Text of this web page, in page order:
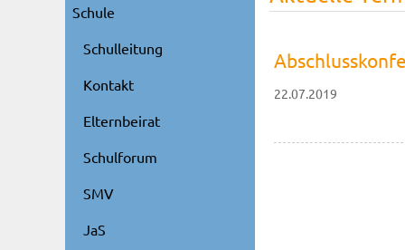
22.07.2019
Schule
Schulleitung
Kontakt
Elternbeirat
Schulforum
SMV
JaS